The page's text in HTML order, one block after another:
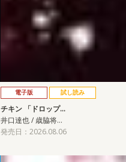
電子版 試し読み
チキン 「ドロップ…
井口達也 / 歳脇将…
発売日：2026.08.06